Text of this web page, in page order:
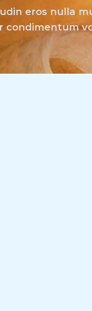
eros nulla
condimentum